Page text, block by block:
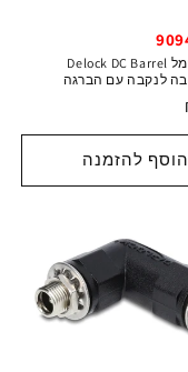
מתאם חשמל Delock DC Barrel
הוסף להזמנה